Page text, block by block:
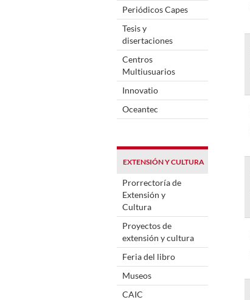
Periódicos Capes
Tesis y
disertaciones
Centros
Multiusuarios
Innovatio
Oceantec
EXTENSIÓN Y CULTURA
Prorrectoría de
Extensión y
Cultura
Proyectos de
extensión y cultura
Feria del libro
Museos
CAIC